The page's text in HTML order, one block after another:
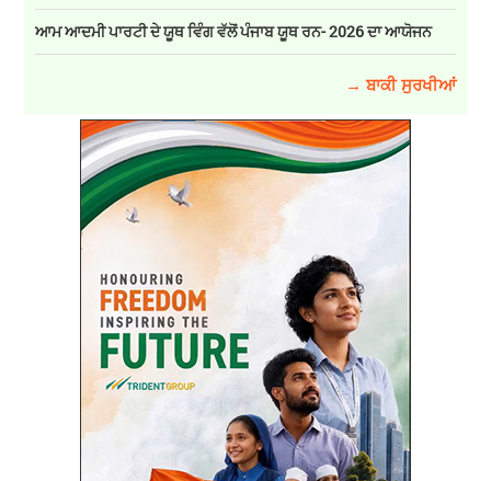
ਆਮ ਆਦਮੀ ਪਾਰਟੀ ਦੇ ਯੂਥ ਵਿੰਗ ਵੱਲੋਂ ਪੰਜਾਬ ਯੂਥ ਰਨ- 2026 ਦਾ ਆਯੋਜਨ
→ ਬਾਕੀ ਸੁਰਖੀਆਂ